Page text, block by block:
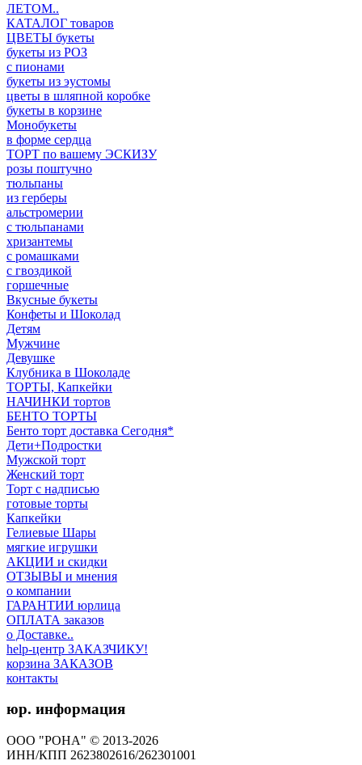
ЛЕТОМ..
КАТАЛОГ товаров
ЦВЕТЫ букеты
букеты из РОЗ
с пионами
букеты из эустомы
цветы в шляпной коробке
букеты в корзине
Монобукеты
в форме сердца
ТОРТ по вашему ЭСКИЗУ
розы поштучно
тюльпаны
из герберы
альстромерии
с тюльпанами
хризантемы
с ромашками
с гвоздикой
горшечные
Вкусные букеты
Конфеты и Шоколад
Детям
Мужчине
Девушке
Клубника в Шоколаде
ТОРТЫ, Капкейки
НАЧИНКИ тортов
БЕНТО ТОРТЫ
Бенто торт доставка Сегодня*
Дети+Подростки
Мужской торт
Женский торт
Торт с надписью
готовые торты
Капкейки
Гелиевые Шары
мягкие игрушки
АКЦИИ и скидки
ОТЗЫВЫ и мнения
о компании
ГАРАНТИИ юрлица
ОПЛАТА заказов
о Доставке..
help-центр ЗАКАЗЧИКУ!
корзина ЗАКАЗОВ
контакты
юр. информация
ООО "РОНА" © 2013-2026
ИНН/КПП 2623802616/262301001